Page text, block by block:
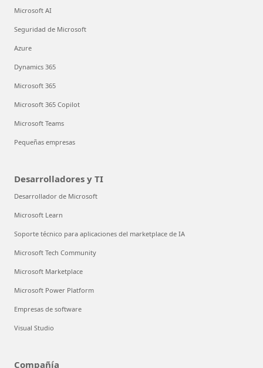
Microsoft AI
Seguridad de Microsoft
Azure
Dynamics 365
Microsoft 365
Microsoft 365 Copilot
Microsoft Teams
Pequeñas empresas
Desarrolladores y TI
Desarrollador de Microsoft
Microsoft Learn
Soporte técnico para aplicaciones del marketplace de IA
Microsoft Tech Community
Microsoft Marketplace
Microsoft Power Platform
Empresas de software
Visual Studio
Compañía